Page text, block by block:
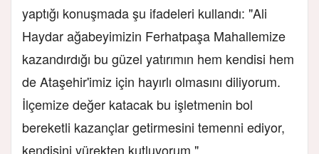
yaptığı konuşmada şu ifadeleri kullandı: "Ali
Haydar ağabeyimizin Ferhatpaşa Mahallemize
kazandırdığı bu güzel yatırımın hem kendisi hem
de Ataşehir'imiz için hayırlı olmasını diliyorum.
İlçemize değer katacak bu işletmenin bol
bereketli kazançlar getirmesini temenni ediyor,
kendisini yürekten kutluyorum."